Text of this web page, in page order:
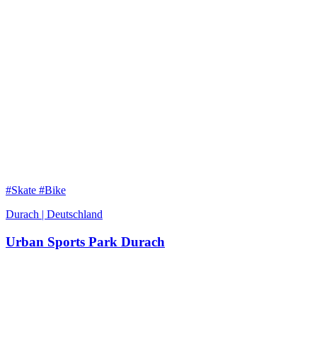
#Skate #Bike
Durach | Deutschland
Urban Sports Park Durach